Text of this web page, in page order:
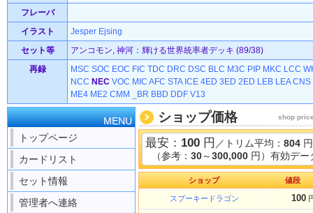
フレーバ
イラスト
Jesper Ejsing
セット等
アンコモン, 神河：輝ける世界統率者デッキ (89/38)
再録
MSC SOC EOC FIC TDC DRC DSC BLC M3C PIP MKC LCC
NCC NEC VOC MIC AFC STA ICE 4ED 3ED 2ED LEB LEA CNS
ME4 ME2 CMM _BR BBD DDF V13
MENU
トップページ
カードリスト
セット情報
管理者へ連絡
ショップ価格 shop
最安： 100 円 ／トリム平均： 804 円
（参考： 30～300,000 円）有効デ
ショップ 値段
スプーキードラゴン 100